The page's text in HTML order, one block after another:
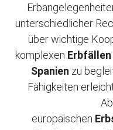
unterschiedlicher
über wichtige
komplexen
Spanien zu
Fähigkeiten
europäischen